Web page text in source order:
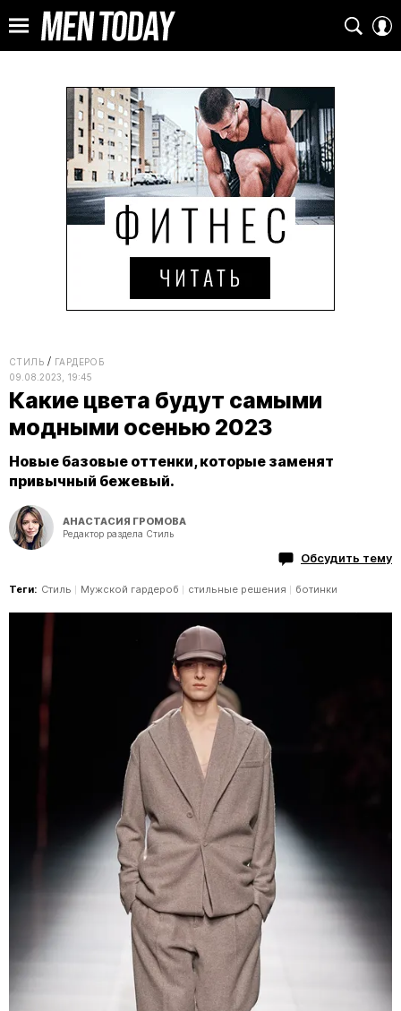
СТИЛЬ
ГАРДЕРОБ
09.08.2023, 19:45
Какие цвета будут самыми
модными осенью 2023
Новые базовые оттенки, которые заменят
привычный бежевый.
АНАСТАСИЯ ГРОМОВА
Редактор раздела Стиль
Обсудить тему
Теги: Стиль Мужской гардероб стильные решения ботинки